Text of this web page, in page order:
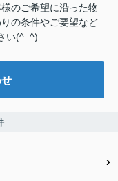
のご希望に沿った物
の条件やご要望など
い(^_^)